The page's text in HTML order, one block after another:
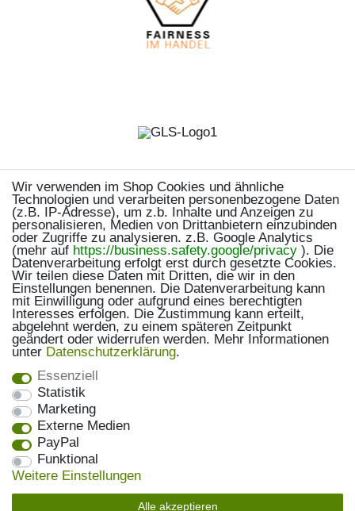
Wir verwenden im Shop Cookies und ähnliche
Technologien und verarbeiten personenbezogene Daten
(z.B. IP-Adresse), um z.b. Inhalte und Anzeigen zu
personalisieren, Medien von Drittanbietern einzubinden
oder Zugriffe zu analysieren. z.B. Google Analytics
(mehr auf https://business.safety.google/privacy ). Die
Datenverarbeitung erfolgt erst durch gesetzte Cookies.
Wir teilen diese Daten mit Dritten, die wir in den
Einstellungen benennen. Die Datenverarbeitung kann
mit Einwilligung oder aufgrund eines berechtigten
Interesses erfolgen. Die Zustimmung kann erteilt,
abgelehnt werden, zu einem späteren Zeitpunkt
geändert oder widerrufen werden. Mehr Informationen
unter Daten­schutz­erklärung.
Essenziell
Statistik
Marketing
Externe Medien
PayPal
Funktional
Weitere Einstellungen
Alle akzeptieren